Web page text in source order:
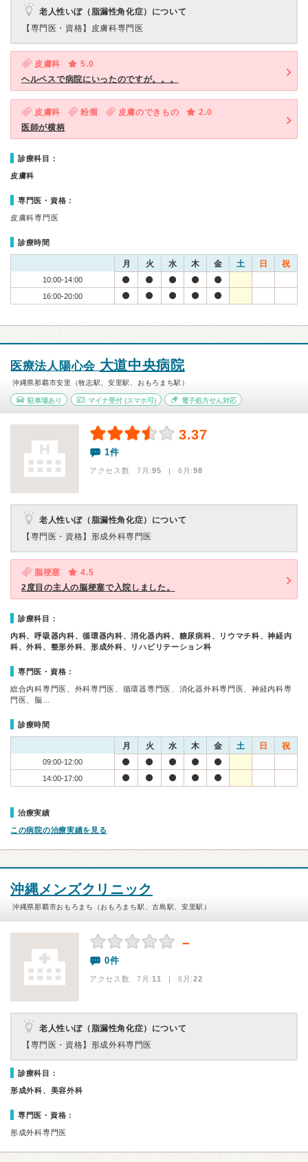
老人性いぼ（脂漏性角化症）について
【専門医・資格】 皮膚科専門医
皮膚科
5.0
ヘルペスで病院にいったのですが。。。
皮膚科 粉瘤 皮膚のできもの
2.0
医師が横柄
診療科目：
皮膚科
専門医・資格：
皮膚科専門医
診療時間
月 火 水 木 金 土 日 祝
10:00-14:00
16:00-20:00
医療法人陽心会 大道中央病院
沖縄県那覇市安里（牧志駅、安里駅、おもろまち駅）
駐車場あり マイナ受付(スマホ可) 電子処方せん対応
3.37
1件
アクセス数 7月:95 | 6月:98
老人性いぼ（脂漏性角化症）について
【専門医・資格】 形成外科専門医
脳梗塞
4.5
2度目の主人の脳梗塞で入院しました。
診療科目：
内科、呼吸器内科、循環器内科、消化器内科、糖尿病科、リウマチ科、神経内
科、外科、整形外科、形成外科、リハビリテーション科
専門医・資格：
総合内科専門医、外科専門医、循環器専門医、消化器外科専門医、神経内科専
門医、脳…
診療時間
月 火 水 木 金 土 日 祝
09:00-12:00
14:00-17:00
治療実績
この病院の治療実績を見る
沖縄メンズクリニック
沖縄県那覇市おもろまち（おもろまち駅、古島駅、安里駅）
－
0件
アクセス数 7月:11 | 6月:22
老人性いぼ（脂漏性角化症）について
【専門医・資格】 形成外科専門医
診療科目：
形成外科、美容外科
専門医・資格：
形成外科専門医